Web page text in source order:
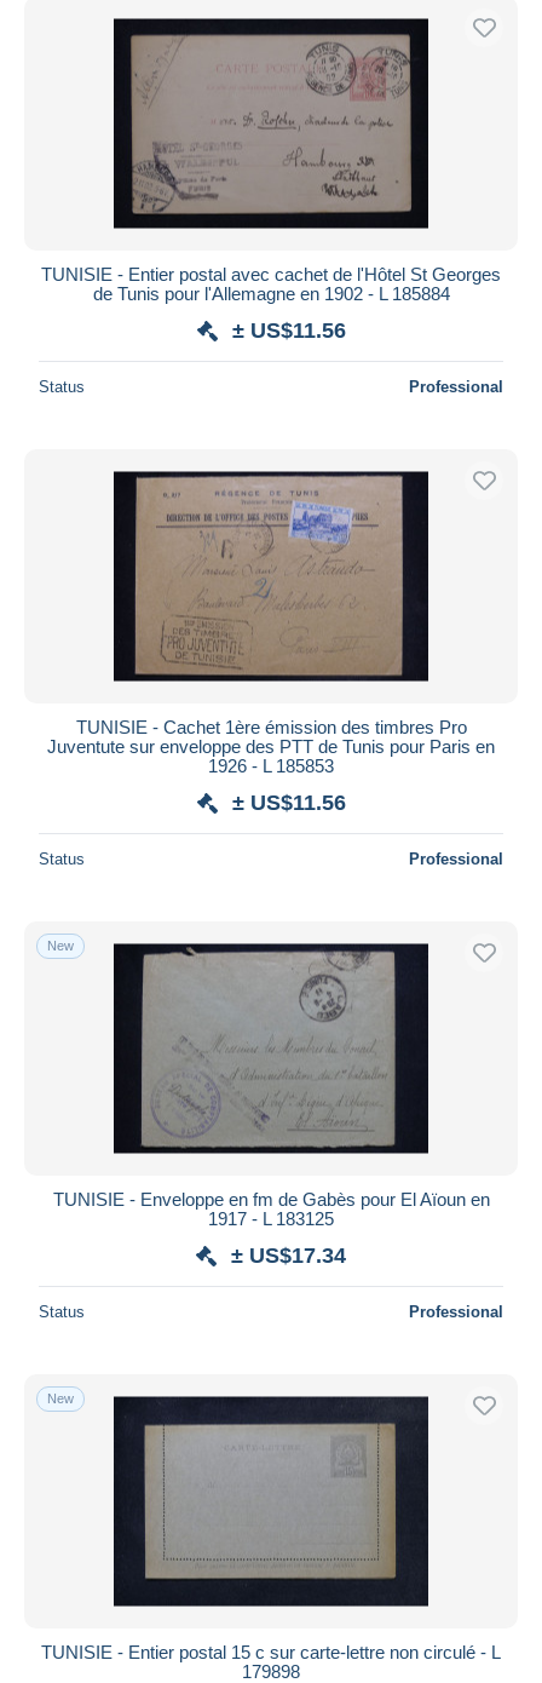
TUNISIE - Entier postal avec cachet de l'Hôtel St Georges
de Tunis pour l'Allemagne en 1902 - L 185884
± US$11.56
Status Professional
TUNISIE - Cachet 1ère émission des timbres Pro
Juventute sur enveloppe des PTT de Tunis pour Paris en
1926 - L 185853
± US$11.56
Status Professional
New
TUNISIE - Enveloppe en fm de Gabès pour El Aïoun en
1917 - L 183125
± US$17.34
Status Professional
New
TUNISIE - Entier postal 15 c sur carte-lettre non circulé - L
179898